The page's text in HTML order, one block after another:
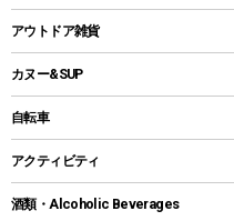
パラソル
テントアクセサリー
ペグ
グランドシート
ガイドロープ
ツール
鉄板、アミ
焚き火台&ストーブ
火起こし
クッカーセット
シェラカップ
クッキングツール
ナイフ
コップ付きタイプ
ワンタッチタイプ
プラスチックボトル
ディズニーボトル
クーラーバッグ
ウォータージャグ
保冷剤
アウトドアキャリー
アウトドア雑貨
バックパック&バッグ
リュック、バックパック
トートバッグ、サコッシュ
ショッピングキャリー
カヌー&SUP
インフレータブル
カヤック
自転車
折りたたみ自転車
スポーツサイクル
アクティビティ
マリン
酒類・Alcoholic Beverages